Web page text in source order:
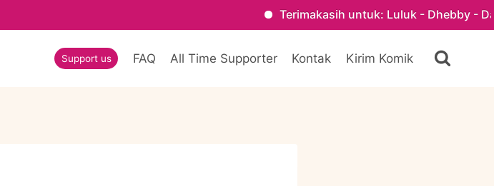
Terimakasih untuk: Luluk - Dhebby - Danisa -
Support us FAQ All Time Supporter Kontak Kirim Komik